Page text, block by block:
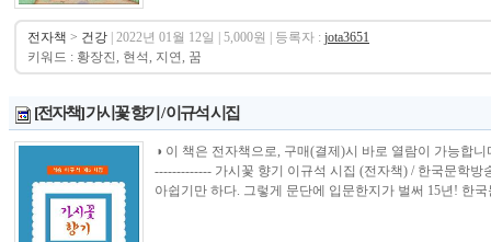
전자책 > 건강 | 2022년 01월 12일 | 5,000원 | 등록자 : jota3651
키워드 : 황장진, 현석, 지연, 꿈
[전자책] 가시꽃 향기 / 이규석 시집
◑ 이 책은 전자책으로, 구매(결제)시 바로 열람이 가능합
------------- 가시꽃 향기 이규석 시집 (전자책) / 한국문학
아쉽기만 하다. 그렇게 문단에 입문한지가 벌써 15년! 한